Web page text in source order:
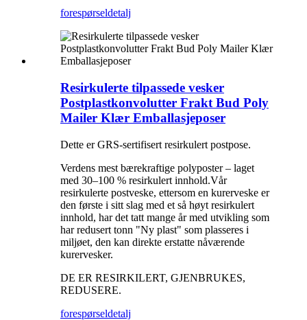
forespørseldetalj
Resirkulerte tilpassede vesker
Postplastkonvolutter Frakt Bud Poly
Mailer Klær Emballasjeposer
Dette er GRS-sertifisert resirkulert postpose.
Verdens mest bærekraftige polyposter – laget
med 30–100 % resirkulert innhold.Vår
resirkulerte postveske, ettersom en kurerveske er
den første i sitt slag med et så høyt resirkulert
innhold, har det tatt mange år med utvikling som
har redusert tonn "Ny plast" som plasseres i
miljøet, den kan direkte erstatte nåværende
kurervesker.
DE ER RESIRKILERT, GJENBRUKES,
REDUSERE.
forespørseldetalj